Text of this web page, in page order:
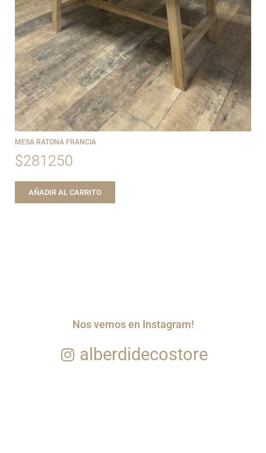
MESA RATONA FRANCIA
$281250
AÑADIR AL CARRITO
Nos vemos en Instagram!
alberdidecostore